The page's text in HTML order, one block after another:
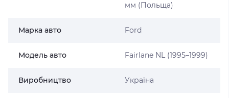
мм (Польща)
Марка авто Ford
Модель авто Fairlane NL (1995–1999)
Виробництво Україна